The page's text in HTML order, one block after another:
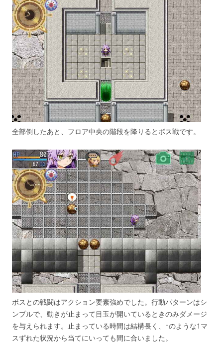
全部倒したあと、フロア中央の階段を降りるとボス戦です。
ボスとの戦闘はアクション要素強めでした。行動パターンはシ
ンプルで、動きが止まって目玉が開いているときのみダメージ
を与えられます。止まっている時間は結構長く、↑のような1マ
スずれた状況から当てにいっても間に合いました。